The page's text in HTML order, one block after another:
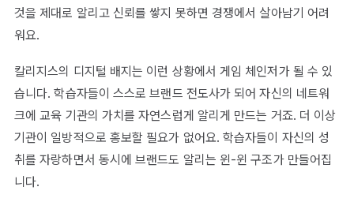
것을 제대로 알리고 신뢰를 쌓지 못하면 경쟁에서 살아남기 어려
워요.
칼리지스의 디지털 배지는 이런 상황에서 게임 체인저가 될 수 있
습니다. 학습자들이 스스로 브랜드 전도사가 되어 자신의 네트워
크에 교육 기관의 가치를 자연스럽게 알리게 만드는 거죠. 더 이상
기관이 일방적으로 홍보할 필요가 없어요. 학습자들이 자신의 성
취를 자랑하면서 동시에 브랜드도 알리는 윈-윈 구조가 만들어집
니다.